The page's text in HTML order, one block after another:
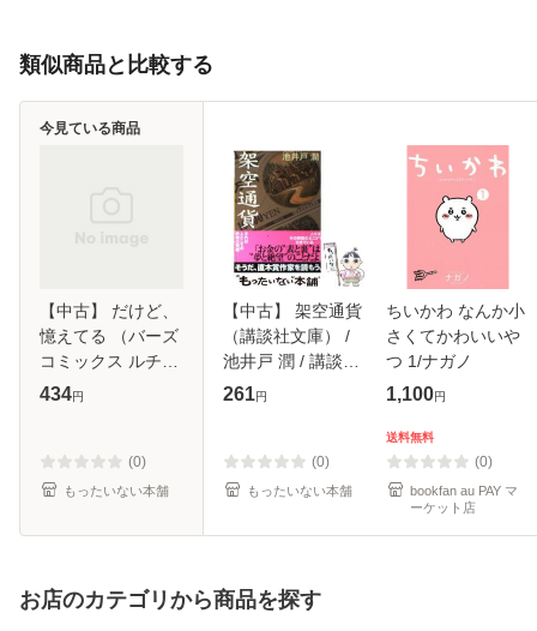
類似商品と比較する
【中古】 だけど、
憶えてる （バーズ
コミックス ルチル
コレクション） /
送料無料】
434円
(0)
もったいない本舗
今見ている商品
【中古】 架空通貨
（講談社文庫） /
池井戸 潤 / 講談社
[文庫]【メール便送
261円
(0)
もったいない本舗
ちいかわ なんか小
さくてかわいいや
つ 1/ナガノ
1,100円
送料無料
(0)
bookfan au PAY マ
ーケット店
お店のカテゴリから商品を探す